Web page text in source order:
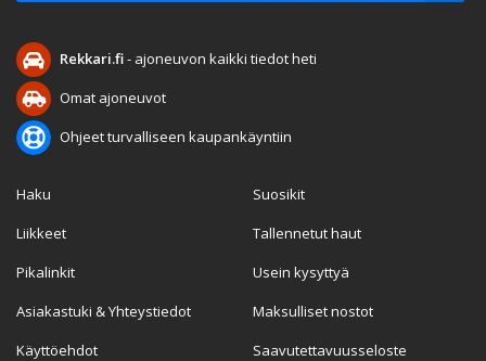
Rekkari.fi- ajoneuvon kaikki tiedot heti
Omat ajoneuvot
Ohjeet turvalliseen kaupankäyntiin
Haku
Liikkeet
Pikalinkit
Asiakastuki & Yhteystiedot
Käyttöehdot
Suosikit
Tallennetut haut
Usein kysyttyä
Maksulliset nostot
Saavutettavuusseloste